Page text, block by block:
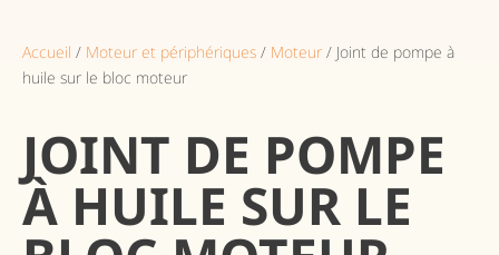
Accueil / Moteur et périphériques / Moteur / Joint de pompe à
huile sur le bloc moteur
JOINT DE POMPE
À HUILE SUR LE